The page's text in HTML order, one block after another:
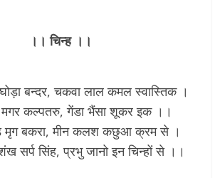
।। चिन्ह ।।
बन्दर, चकवा लाल कमल स्वास्तिक ।
कल्पतरु, गेंडा भैंसा शूकर इक ।।
मृग बकरा, मीन कलश कछुआ क्रम से ।
सर्प सिंह, प्रभु जानो इन चिन्हों से ।।